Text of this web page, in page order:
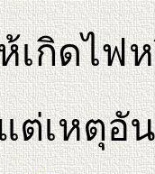
เกิดไฟ
ต่เหตุอั